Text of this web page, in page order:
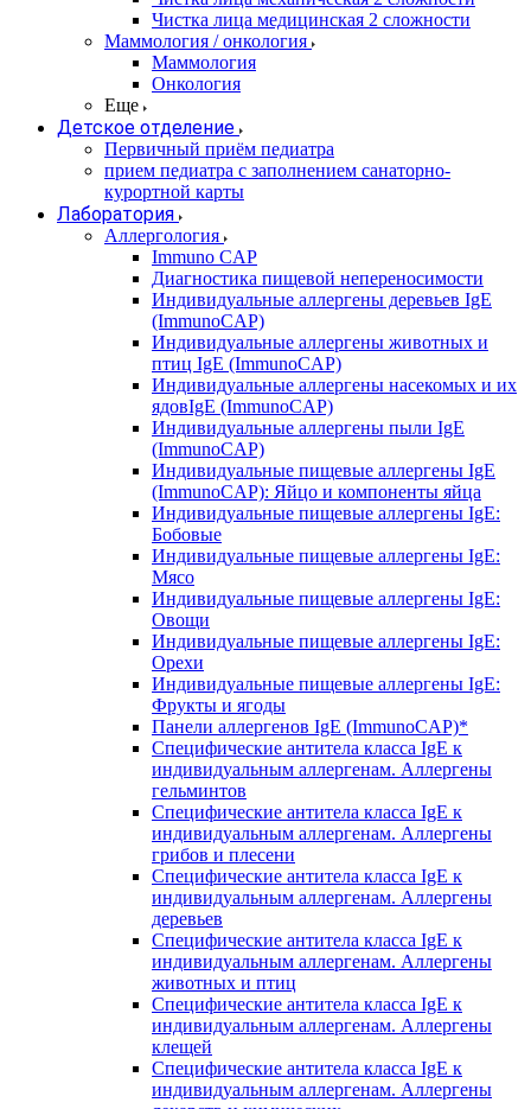
Чистка лица медицинская 2 сложности
Маммология / онкология
Маммология
Онкология
Еще
Детское отделение
Первичный приём педиатра
прием педиатра с заполнением санаторно-
курортной карты
Лаборатория
Аллергология
Immuno CAP
Диагностика пищевой непереносимости
Индивидуальные аллергены деревьев IgE
(ImmunoCAP)
Индивидуальные аллергены животных и
птиц IgE (ImmunoCAP)
Индивидуальные аллергены насекомых и их
ядовIgE (ImmunoCAP)
Индивидуальные аллергены пыли IgE
(ImmunoCAP)
Индивидуальные пищевые аллергены IgE
(ImmunoCAP): Яйцо и компоненты яйца
Индивидуальные пищевые аллергены IgE:
Бобовые
Индивидуальные пищевые аллергены IgE:
Мясо
Индивидуальные пищевые аллергены IgE:
Овощи
Индивидуальные пищевые аллергены IgE:
Орехи
Индивидуальные пищевые аллергены IgE:
Фрукты и ягоды
Панели аллергенов IgE (ImmunoCAP)*
Специфические антитела класса IgE к
индивидуальным аллергенам. Аллергены
гельминтов
Специфические антитела класса IgE к
индивидуальным аллергенам. Аллергены
грибов и плесени
Специфические антитела класса IgE к
индивидуальным аллергенам. Аллергены
деревьев
Специфические антитела класса IgE к
индивидуальным аллергенам. Аллергены
животных и птиц
Специфические антитела класса IgE к
индивидуальным аллергенам. Аллергены
клещей
Специфические антитела класса IgE к
индивидуальным аллергенам. Аллергены